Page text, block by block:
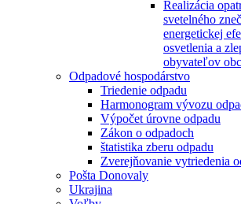
Realizácia
svetelného
energetickej
osvetlenia a
obyvateľov
Odpadové hospodárstvo
Triedenie odpadu
Harmonogram vývozu
Výpočet úrovne odpadu
Zákon o odpadoch
štatistika zberu odpadu
Zverejňovanie vytriedenia
Pošta Donovaly
Ukrajina